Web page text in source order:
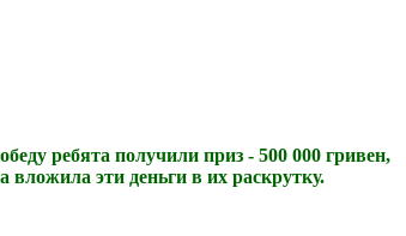
ребята получили приз - 500 000 гривен,
эти деньги в их раскрутку.